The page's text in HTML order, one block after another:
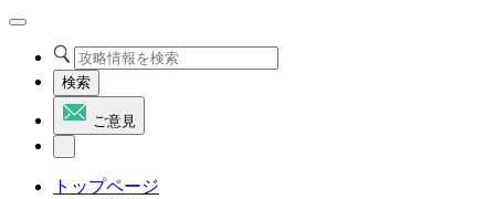
検索
ご意見
トップページ